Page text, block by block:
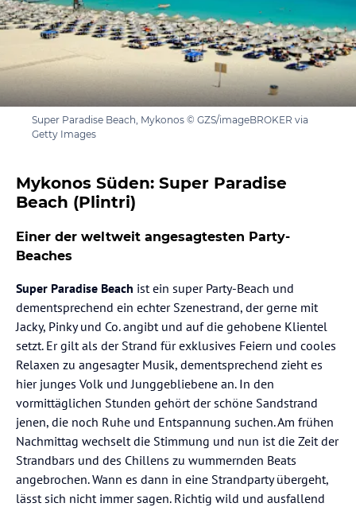
Super Paradise Beach, Mykonos © GZS/imageBROKER via
Getty Images
Mykonos Süden: Super Paradise
Beach (Plintri)
Einer der weltweit angesagtesten Party-
Beaches
Super Paradise Beach ist ein super Party-Beach und
dementsprechend ein echter Szenestrand, der gerne mit
Jacky, Pinky und Co. angibt und auf die gehobene Klientel
setzt. Er gilt als der Strand für exklusives Feiern und cooles
Relaxen zu angesagter Musik, dementsprechend zieht es
hier junges Volk und Junggebliebene an. In den
vormittäglichen Stunden gehört der schöne Sandstrand
jenen, die noch Ruhe und Entspannung suchen. Am frühen
Nachmittag wechselt die Stimmung und nun ist die Zeit der
Strandbars und des Chillens zu wummernden Beats
angebrochen. Wann es dann in eine Strandparty übergeht,
lässt sich nicht immer sagen. Richtig wild und ausfallend